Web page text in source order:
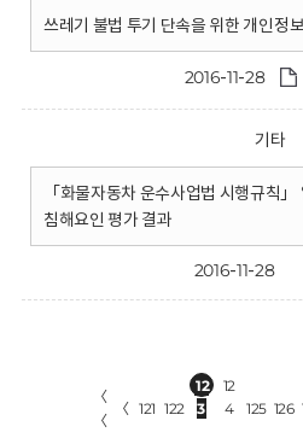
쓰레기 불법 투기 단속을 위한 개인정
2016-11-28
기타
「화물자동차 운수사업법 시행규칙
침해요인 평가 결과
2016-11-28
〈
〈
〈 121 122
12
3
12
4
125 126